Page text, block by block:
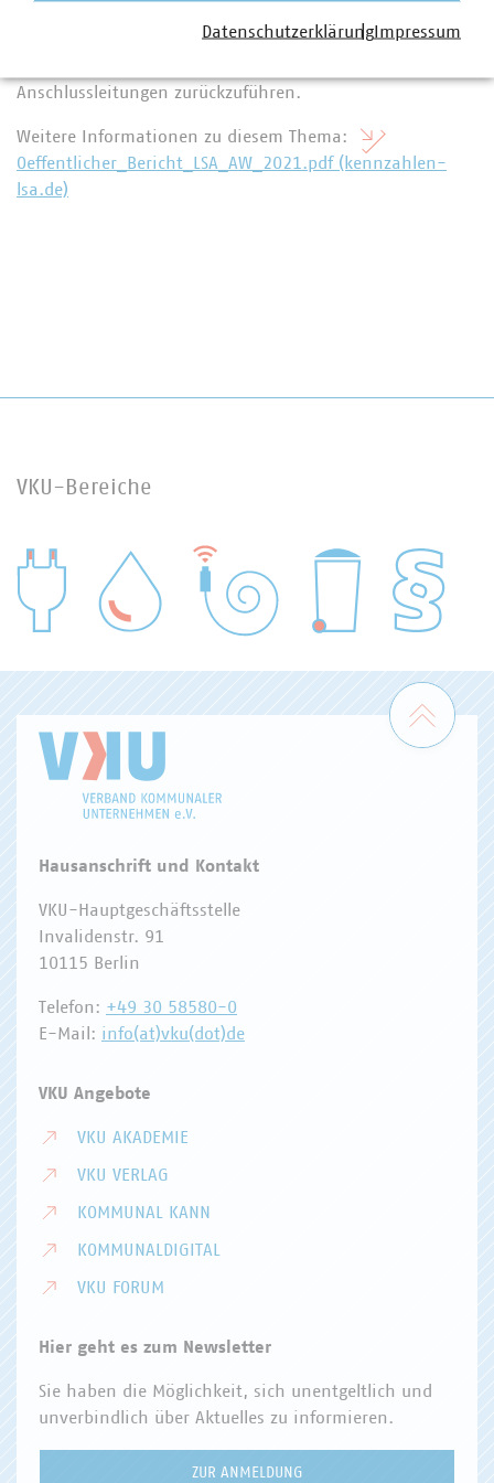
und andererseits auf die umfangreichen
Anschlussleitungen zurückzuführen.
Weitere Informationen zu diesem Thema:
Oeffentlicher_Bericht_LSA_AW_2021.pdf (kennzahlen-
lsa.de)
VKU-Bereiche
WASSER/ABWASSER
Zum
Hausanschrift und Kontakt
VKU-Hauptgeschäftsstelle
Invalidenstr. 91
10115 Berlin
Telefon: +49 30 58580-0
E-Mail: info(at)vku(dot)de
VKU Angebote
VKU AKADEMIE
VKU VERLAG
KOMMUNAL KANN
KOMMUNALDIGITAL
VKU FORUM
Hier geht es zum Newsletter
Sie haben die Möglichkeit, sich unentgeltlich und
unverbindlich über Aktuelles zu informieren.
ZUR ANMELDUNG
DatenschutzerklärungImpressum